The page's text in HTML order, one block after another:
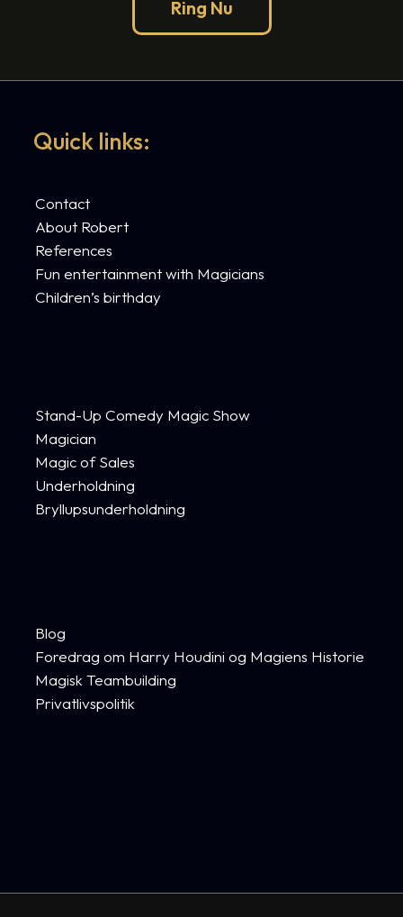
Ring Nu
Quick links:
Contact
About Robert
References
Fun entertainment with Magicians
Children’s birthday
Stand-Up Comedy Magic Show
Magician
Magic of Sales
Underholdning
Bryllupsunderholdning
Blog
Foredrag om Harry Houdini og Magiens Historie
Magisk Teambuilding
Privatlivspolitik